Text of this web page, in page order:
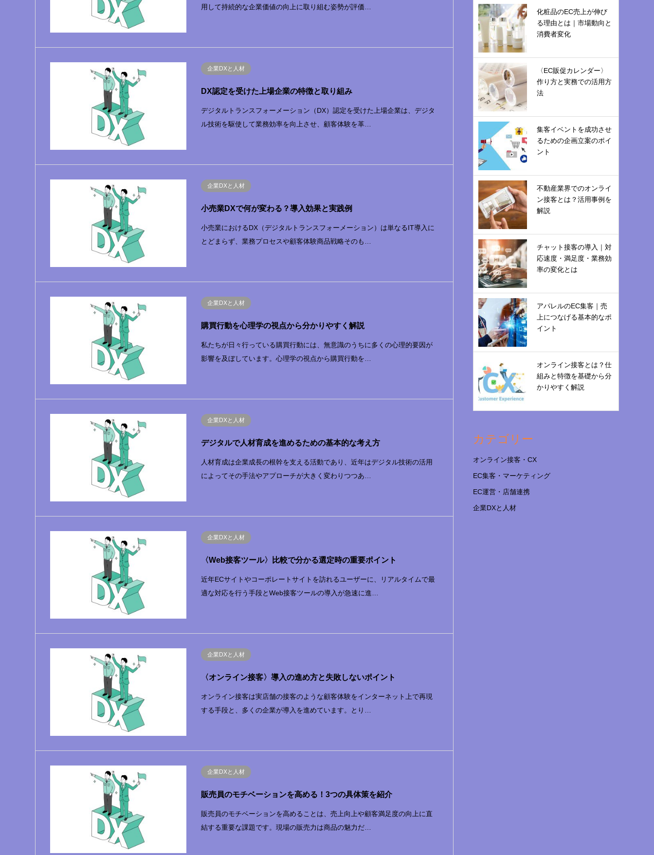
用して持続的な企業価値の向上に取り組む姿勢が評価…
企業DXと人材
DX認定を受けた上場企業の特徴と取り組み
デジタルトランスフォーメーション（DX）認定を受けた上場企業は、デジタ
ル技術を駆使して業務効率を向上させ、顧客体験を革…
企業DXと人材
小売業DXで何が変わる？導入効果と実践例
小売業におけるDX（デジタルトランスフォーメーション）は単なるIT導入に
とどまらず、業務プロセスや顧客体験商品戦略そのも…
企業DXと人材
購買行動を心理学の視点から分かりやすく解説
私たちが日々行っている購買行動には、無意識のうちに多くの心理的要因が
影響を及ぼしています。心理学の視点から購買行動を…
企業DXと人材
デジタルで人材育成を進めるための基本的な考え方
人材育成は企業成長の根幹を支える活動であり、近年はデジタル技術の活用
によってその手法やアプローチが大きく変わりつつあ…
企業DXと人材
〈Web接客ツール〉比較で分かる選定時の重要ポイント
近年ECサイトやコーポレートサイトを訪れるユーザーに、リアルタイムで最
適な対応を行う手段とWeb接客ツールの導入が急速に進…
企業DXと人材
〈オンライン接客〉導入の進め方と失敗しないポイント
オンライン接客は実店舗の接客のような顧客体験をインターネット上で再現
する手段と、多くの企業が導入を進めています。とり…
企業DXと人材
販売員のモチベーションを高める！3つの具体策を紹介
販売員のモチベーションを高めることは、売上向上や顧客満足度の向上に直
結する重要な課題です。現場の販売力は商品の魅力だ…
化粧品のEC売上が伸び
る理由とは｜市場動向と
消費者変化
〈EC販促カレンダー〉
作り方と実務での活用方
法
集客イベントを成功させ
るための企画立案のポイ
ント
不動産業界でのオンライ
ン接客とは？活用事例を
解説
チャット接客の導入｜対
応速度・満足度・業務効
率の変化とは
アパレルのEC集客｜売
上につなげる基本的なポ
イント
オンライン接客とは？仕
組みと特徴を基礎から分
かりやすく解説
カテゴリー
オンライン接客・CX
EC集客・マーケティング
EC運営・店舗連携
企業DXと人材